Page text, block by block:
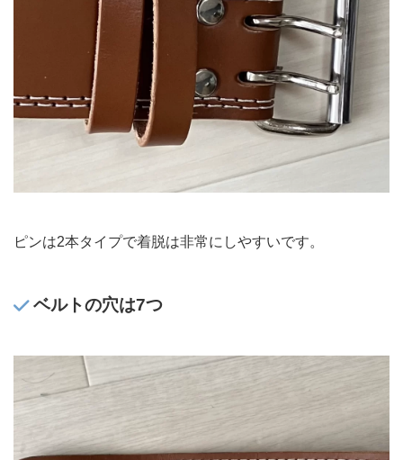
ピンは2本タイプで着脱は非常にしやすいです。
ベルトの穴は7つ